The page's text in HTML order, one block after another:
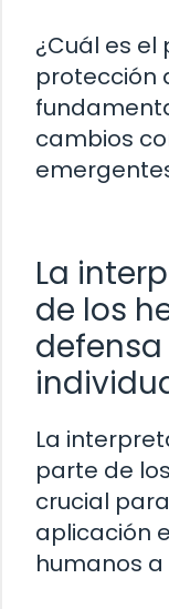
¿Cuál es el
protección
cambios
La
de los
La
parte de
crucial
aplicación
humanos a